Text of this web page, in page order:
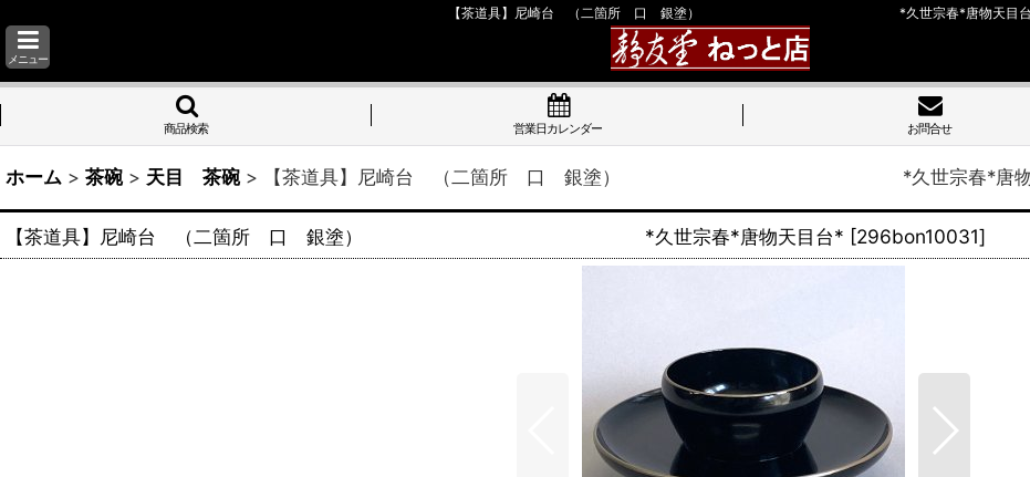
【茶道具】尼崎台 （二箇所 口 銀塗） *久世宗春*唐物天目
メニュー
商品検索 営業日カレンダー お問合せ
ホーム > 茶碗 > 天目 茶碗 > 【茶道具】尼崎台 （二箇所 口 銀塗） *久世宗春*唐物
【茶道具】尼崎台 （二箇所 口 銀塗） *久世宗春*唐物天目台* [296bon10031]